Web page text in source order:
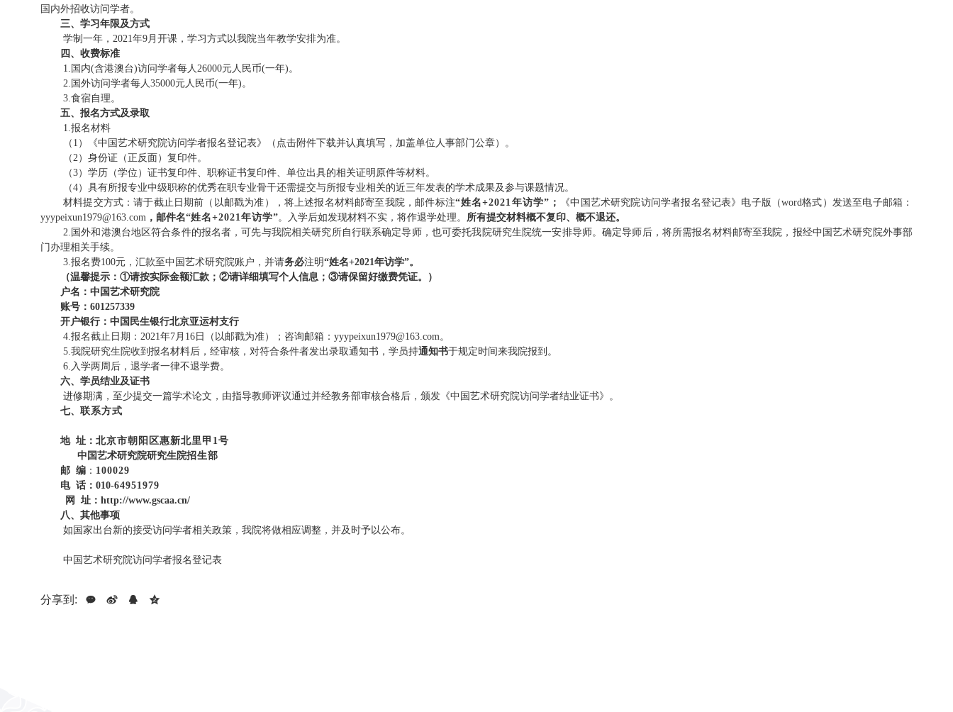
国内外招收访问学者。
三、学习年限及方式
学制一年，2021年9月开课，学习方式以我院当年教学安排为准。
四、收费标准
1. 国内(含港澳台)访问学者每人26000元人民币(一年)。
2. 国外访问学者每人35000元人民币(一年)。
3.食宿自理。
五、报名方式及录取
1.报名材料
（1）《中国艺术研究院访问学者报名登记表》（点击附件下载并认真填写，加盖单位人事部门公章）。
（2）身份证（正反面） 复印件。
（3）学历（学位）证书复印件、职称证书复印件、单位出具的相关证明 原件等材料。
（4）具有所报专业中级职称的优秀在职专业骨干还需提交与所报专业相关的近三年发表的学术成果及参与课题情况。
材料提交方式：请于截止日期前 （ 以邮戳为准 ） ，将上述报名材料邮寄至我院，邮件标注“姓名+2021年访学” ； 《中国艺术研究院访问学者报名登记表》 电子版（word格式）发送至电子邮箱：
yyypeixun1979@163.com ，邮件名“姓名+2021年访学”。入学后如发现材料不实，将作退学处理。 所有提交材料概不复印、概不退还。
2. 国外和港澳台地区符合条件的报名者，可先与我院相关研究所自行联系确定导师，也可委托我院研究生院统一安排导师。确定导师后，将所需报名材料邮寄至我院，报经中国艺术研究院外事部
门办理相关手续。
3.报名费100元，汇款至中国艺术研究院账户，并请务必注明“姓名+2021年访学”。
（温馨提示：①请按实际金额汇款；②请详细填写个人信息；③请保留好缴费凭证。
）
户名：中国艺术研究院
账号： 601257339
开户银行：中国民生银行北京亚运村支行
4.报名截止日期：2021年7月 16 日 （ 以邮戳为准）； 咨询邮箱： yyypeixun1979@163.com。
5.我院研究生院收到报名材料后，经审核，对符合条件者发出录取通知书，学员持通知书于规定时间来我院报到。
6. 入学两周后，退学者一律不退学费。
六、学员结业及证书
进修期满，至少提交一篇学术论文，由指导教师评议通过并经教务部审核合格后，颁发《中国艺术研究院访问学者结业证书》。
七、 联系方式
地 址： 北京市朝阳区惠新北里甲1号
中国艺术研究院研究生院招生部
邮 编 ： 100029
电 话：010-64951979
网 址：http://www.gscaa.cn/
八、其他事项
如国家出台新的接受访问学者相关政策，我院将做相应调整，并及时予以公布。
中国艺术研究院访问学者报名登记表
分享到: